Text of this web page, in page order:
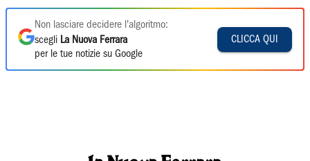
Non lasciare decidere l'algoritmo:
scegli La Nuova Ferrara
per le tue notizie su Google
CLICCA QUI